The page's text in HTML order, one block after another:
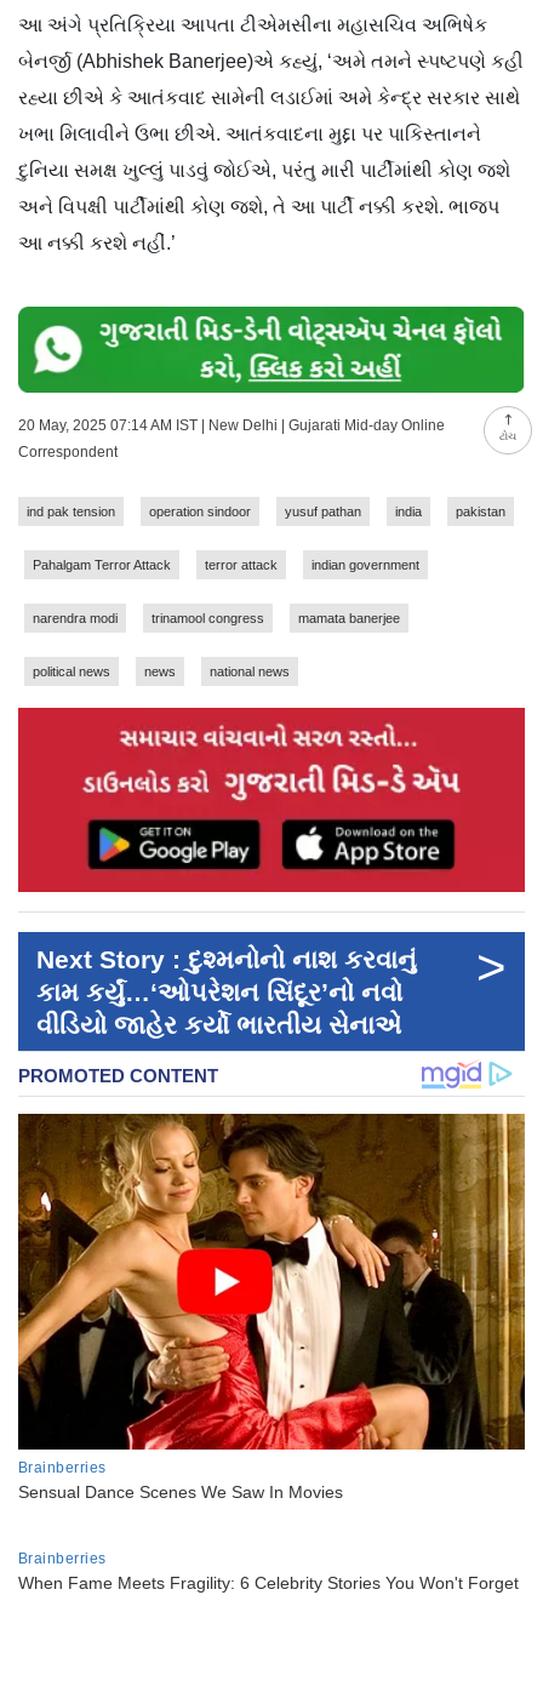
ટોચ
આ અંગે પ્રતિક્રિયા આપતા ટીએમસીના મહાસચિવ અભિષેક
બેનર્જી (Abhishek Banerjee)એ કહ્યું, ‘અમે તમને સ્પષ્ટપણે કહી
રહ્યા છીએ કે આતંકવાદ સામેની લડાઈમાં અમે કેન્દ્ર સરકાર સાથે
ખભા મિલાવીને ઉભા છીએ. આતંકવાદના મુદ્દા પર પાકિસ્તાનને
દુનિયા સમક્ષ ખુલ્લું પાડવું જોઈએ, પરંતુ મારી પાર્ટીમાંથી કોણ જશે
અને વિપક્ષી પાર્ટીમાંથી કોણ જશે, તે આ પાર્ટી નક્કી કરશે. ભાજપ
આ નક્કી કરશે નહીં.’
20 May, 2025 07:14 AM IST | New Delhi | Gujarati Mid-day Online
Correspondent
ind pak tension operation sindoor yusuf pathan india pakistan
Pahalgam Terror Attack terror attack indian government
narendra modi trinamool congress mamata banerjee
political news news national news
Next Story : દુશ્મનોનો નાશ કરવાનું
કામ કર્યું…‘ઓપરેશન સિંદૂર’નો નવો
વીડિયો જાહેર કર્યો ભારતીય સેનાએ
>